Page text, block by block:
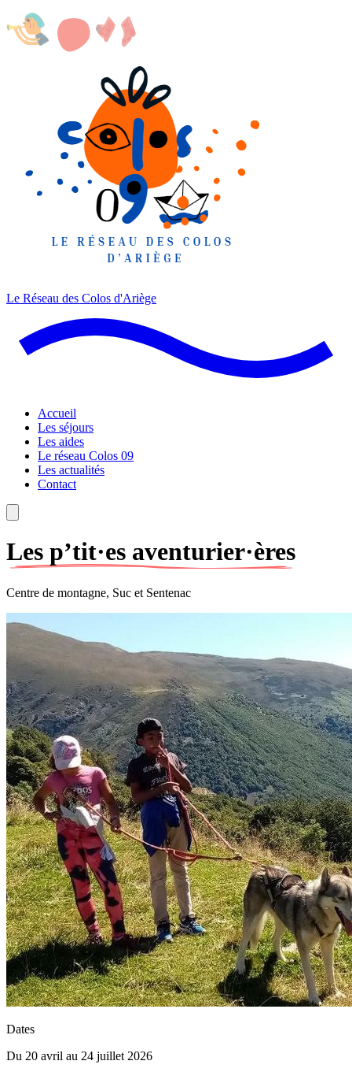
Le Réseau des Colos d'Ariège
Accueil
Les séjours
Les aides
Le réseau Colos 09
Les actualités
Contact
Les p’tit·es aventurier·ères
Centre de montagne, Suc et Sentenac
Dates
Du 20 avril au 24 juillet 2026